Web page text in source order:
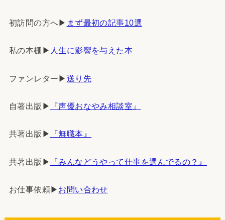
初訪問の方へ▶︎ まず最初の記事10選
私の本棚▶︎ 人生に影響を与えた本
ファンレター▶︎ 送り先
自著出版▶︎ 『声優おなやみ相談室』
共著出版▶︎ 『無職本』
共著出版▶︎ 『みんなどうやって仕事を選んでるの？』
お仕事依頼▶︎ お問い合わせ